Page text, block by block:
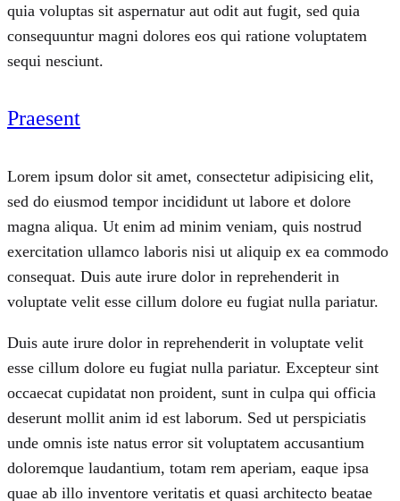
quia voluptas sit aspernatur aut odit aut fugit, sed quia
consequuntur magni dolores eos qui ratione voluptatem
sequi nesciunt.
Praesent
Lorem ipsum dolor sit amet, consectetur adipisicing elit,
sed do eiusmod tempor incididunt ut labore et dolore
magna aliqua. Ut enim ad minim veniam, quis nostrud
exercitation ullamco laboris nisi ut aliquip ex ea commodo
consequat. Duis aute irure dolor in reprehenderit in
voluptate velit esse cillum dolore eu fugiat nulla pariatur.
Duis aute irure dolor in reprehenderit in voluptate velit
esse cillum dolore eu fugiat nulla pariatur. Excepteur sint
occaecat cupidatat non proident, sunt in culpa qui officia
deserunt mollit anim id est laborum. Sed ut perspiciatis
unde omnis iste natus error sit voluptatem accusantium
doloremque laudantium, totam rem aperiam, eaque ipsa
quae ab illo inventore veritatis et quasi architecto beatae